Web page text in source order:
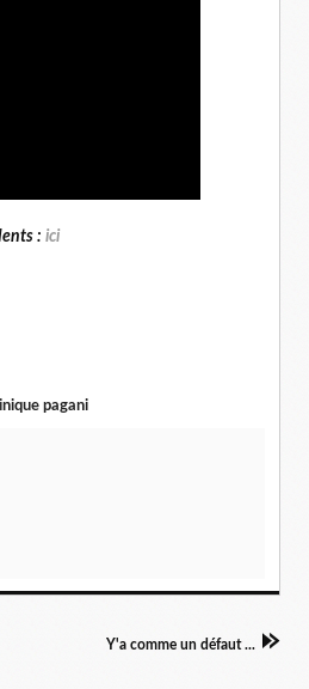
: ici
pagani
Y'a comme un défaut ...